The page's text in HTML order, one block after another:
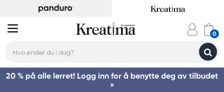
20 % på alle lerret! Logg inn for å benytte deg av tilbudet
»